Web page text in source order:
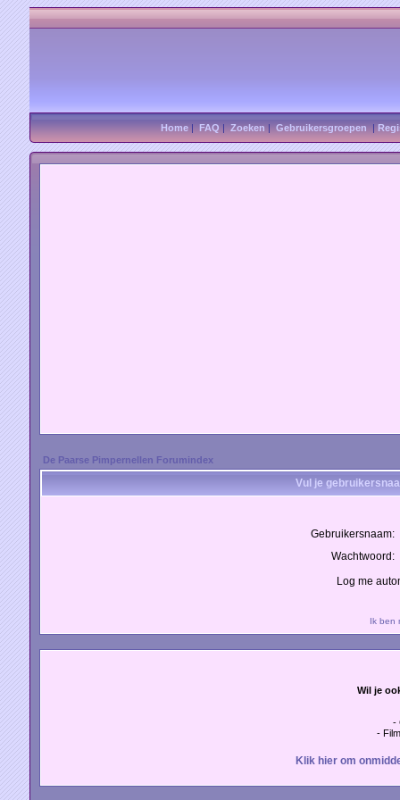
Home|FAQ|Zoeken|Gebruikersgroepen|
De Paarse Pimpernellen Forumindex
Vul je
Gebruikersnaam:
Wachtwoord:
Log me
Ik ben
Wil je
-
-
Klik hier om